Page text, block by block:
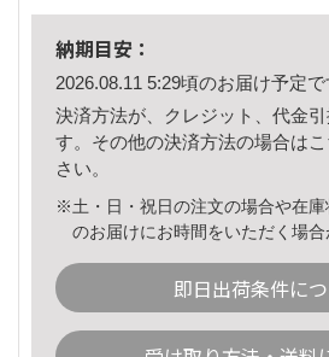
納期目安：
2026.08.11 5:29頃のお届け予定で
決済方法が、クレジット、代金
す。その他の決済方法の場合は
さい。
※土・日・祝日の注文の場合や在
のお届けにお時間をいただく場合
即日出荷条件に